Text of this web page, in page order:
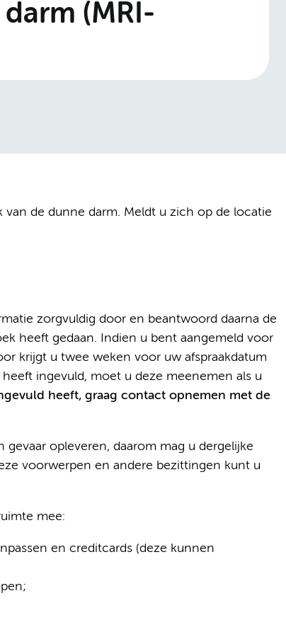
(MRI-
de dunne darm. Meldt u zich op de locatie
zorgvuldig door en beantwoord daarna de
heeft gedaan. Indien u bent aangemeld voor
krijgt u twee weken voor uw afspraakdatum
ingevuld, moet u deze meenemen als u
heeft, graag contact opnemen met de
opleveren, daarom mag u dergelijke
voorwerpen en andere bezittingen kunt u
mee:
en creditcards (deze kunnen